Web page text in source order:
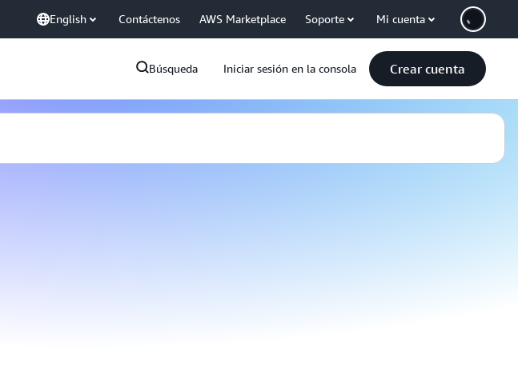
English Contáctenos AWS Marketplace Soporte Mi cuenta
Búsqueda Iniciar sesión en la consola Crear cuenta